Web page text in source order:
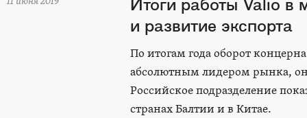
и развитие экспорта
По итогам года оборот
абсолютным лидером рынка, он
Российское подразделение
странах Балтии и в Китае.